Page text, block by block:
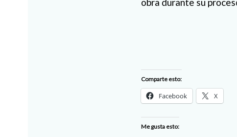
Comparte esto:
Facebook X
Me gusta esto: